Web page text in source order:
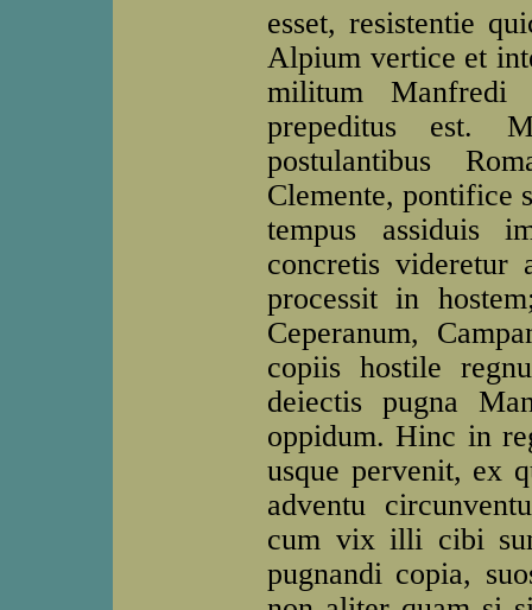
esset, resistentie
Alpium vertice et
militum Manfredi
prepeditus est.
postulantibus
Clemente, pontifice
tempus assiduis
concretis
processit in
Ceperanum,
copiis hostile
deiectis pugna
oppidum. Hinc in
usque pervenit, ex
adventu
cum vix illi cibi
pugnandi copia,